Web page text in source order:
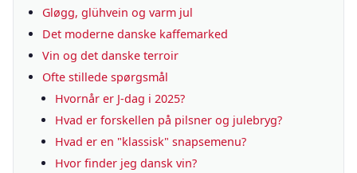
Gløgg, glühvein og varm jul
Det moderne danske kaffemarked
Vin og det danske terroir
Ofte stillede spørgsmål
Hvornår er J-dag i 2025?
Hvad er forskellen på pilsner og julebryg?
Hvad er en "klassisk" snapsemenu?
Hvor finder jeg dansk vin?